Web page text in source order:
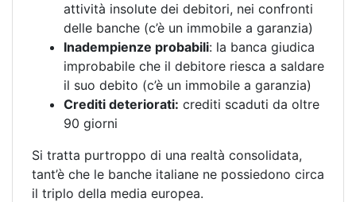
attività insolute dei debitori, nei confronti
delle banche (c’è un immobile a garanzia)
Inadempienze probabili: la banca giudica
improbabile che il debitore riesca a saldare
il suo debito (c’è un immobile a garanzia)
Crediti deteriorati: crediti scaduti da oltre
90 giorni
Si tratta purtroppo di una realtà consolidata,
tant’è che le banche italiane ne possiedono circa
il triplo della media europea.